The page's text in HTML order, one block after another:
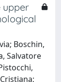
upper
Boschin,
Salvatore